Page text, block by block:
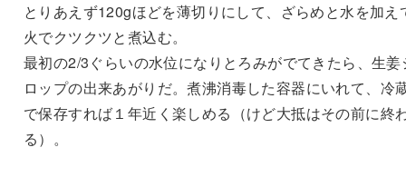
とりあえず120gほどを薄切りにして、ざらめと水を加え
火でクツクツと煮込む。
最初の2/3ぐらいの水位になりとろみがでてきたら、生姜
ロップの出来あがりだ。煮沸消毒した容器にいれて、冷
で保存すれば１年近く楽しめる（けど大抵はその前に終
る）。